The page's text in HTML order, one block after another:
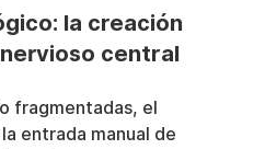
la creación
central
fragmentadas, el
entrada manual de